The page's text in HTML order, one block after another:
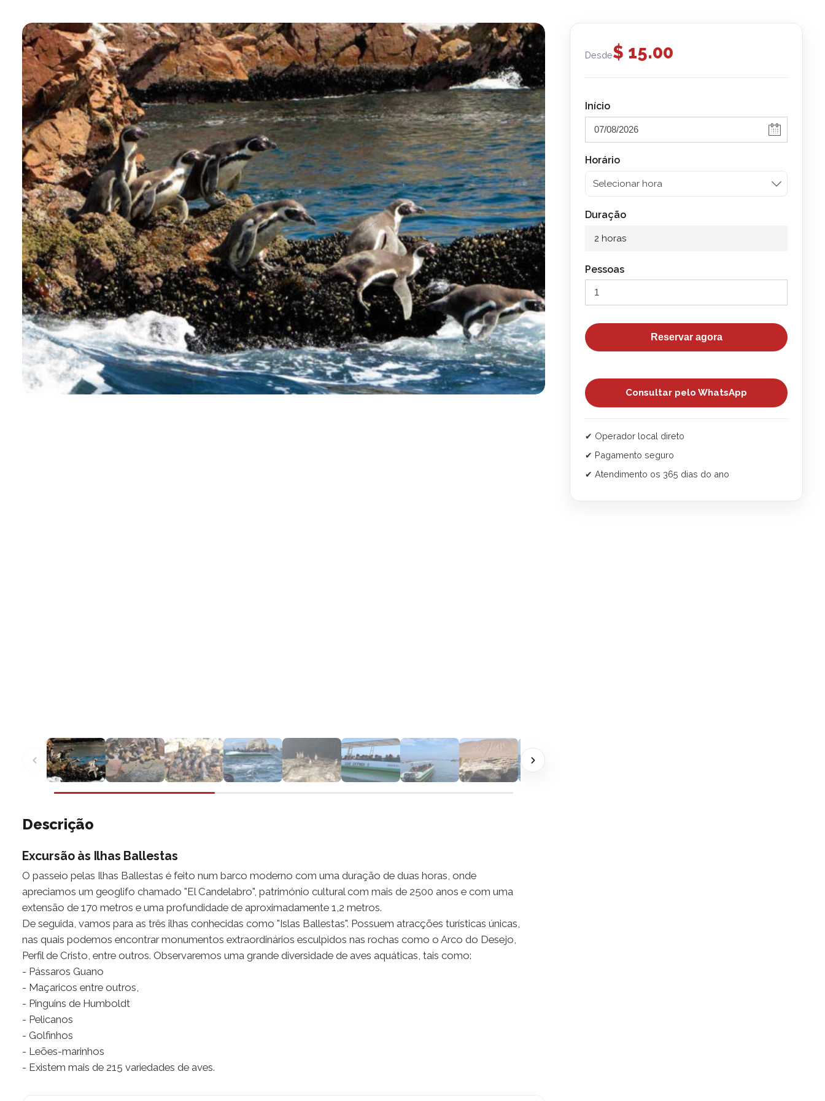
Descrição
Excursão às Ilhas Ballestas
O passeio pelas Ilhas Ballestas é feito num barco moderno com uma duração de duas horas, onde
apreciamos um geoglifo chamado "El Candelabro", património cultural com mais de 2500 anos e com uma
extensão de 170 metros e uma profundidade de aproximadamente 1,2 metros.
De seguida, vamos para as três ilhas conhecidas como "Islas Ballestas". Possuem atracções turísticas únicas,
nas quais podemos encontrar monumentos extraordinários esculpidos nas rochas como o Arco do Desejo,
Perfil de Cristo, entre outros. Observaremos uma grande diversidade de aves aquáticas, tais como:
- Pássaros Guano
- Maçaricos entre outros,
- Pinguins de Humboldt
- Pelicanos
- Golfinhos
- Leões-marinhos
- Existem mais de 215 variedades de aves.
Desde$ 15.00
Início
Horário
Duração
2 horas
Pessoas
Reservar agora
Consultar pelo WhatsApp
✔ Operador local direto
✔ Pagamento seguro
✔ Atendimento os 365 dias do ano